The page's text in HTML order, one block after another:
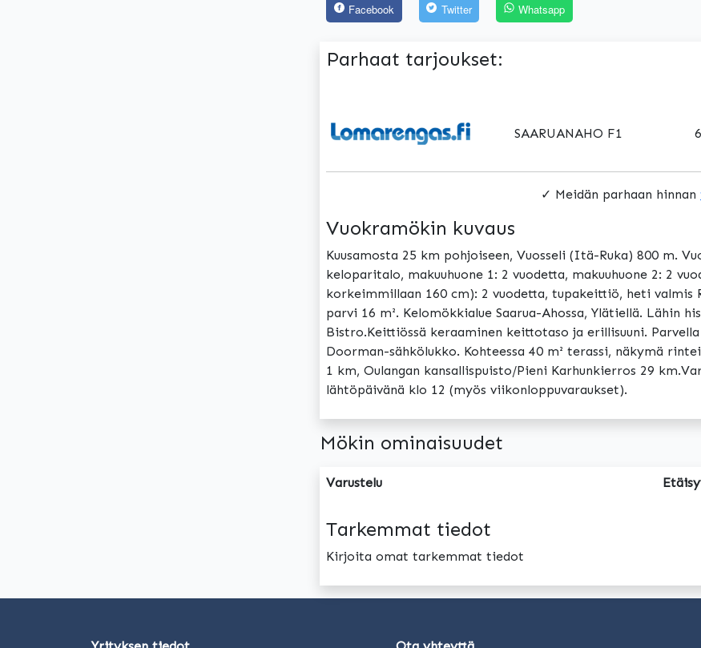
Facebook
Twitter Whatsapp
Parhaat tarjoukset:
SAARUANAHO F1
✓ Meidän parhaan hinnan
Vuokramökin kuvaus
Kuusamosta 25 km pohjoiseen, Vuosseli (Itä-Ruka) 800 m.
keloparitalo, makuuhuone 1: 2 vuodetta, makuuhuone 2: 2
korkeimmillaan 160 cm): 2 vuodetta, tupakeittiö, heti valmis
parvi 16 m². Kelomökkialue Saarua-Ahossa, Ylätiellä. Lähin
Bistro.Keittiössä keraaminen keittotaso ja erillisuuni.
Doorman-sähkölukko. Kohteessa 40 m² terassi, näkymä
1 km, Oulangan kansallispuisto/Pieni Karhunkierros 29
lähtöpäivänä klo 12 (myös viikonloppuvaraukset).
Mökin ominaisuudet
Varustelu
Tarkemmat tiedot
Kirjoita omat tarkemmat tiedot